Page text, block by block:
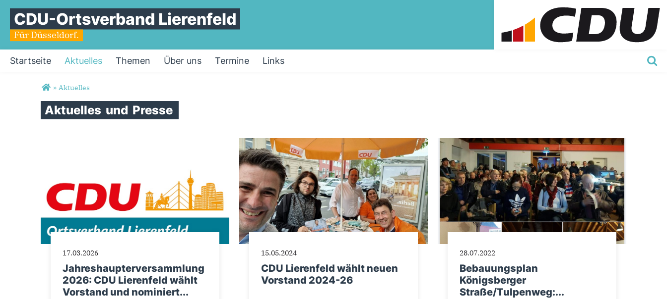
CDU-Ortsverband Lierenfeld
Für Düsseldorf.
Startseite Aktuelles Themen Über uns Termine Links
Sie sind hier
» Aktuelles
Aktuelles und Presse
17.03.2026
Jahreshaupterversammlung
2026: CDU Lierenfeld wählt
Vorstand und nominiert...
15.05.2024
CDU Lierenfeld wählt neuen
Vorstand 2024-26
28.07.2022
Bebauungsplan
Königsberger
Straße/Tulpenweg:...